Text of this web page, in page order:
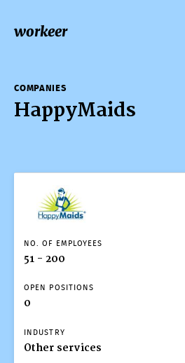
workeer
COMPANIES
HappyMaids
COMPANIES
NO. OF EMPLOYEES
51 - 200
OPEN POSITIONS
0
INDUSTRY
Other services